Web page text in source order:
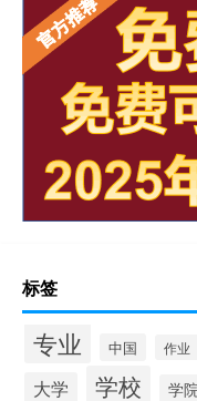
标签
专业 中国 作业
大学 学校 学院